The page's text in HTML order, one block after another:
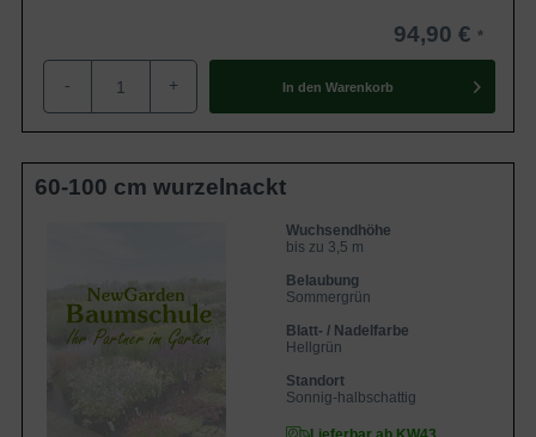
94,90 €
- + In den Warenkorb
60-100 cm wurzelnackt
Wuchsendhöhe
bis zu 3,5 m
Belaubung
Sommergrün
Blatt- / Nadelfarbe
Hellgrün
Standort
Sonnig-halbschattig